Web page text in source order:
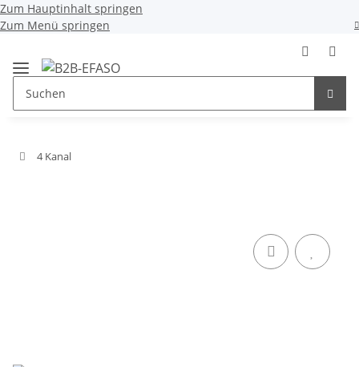
Zum Hauptinhalt springen
Zum Menü springen
4 Kanal